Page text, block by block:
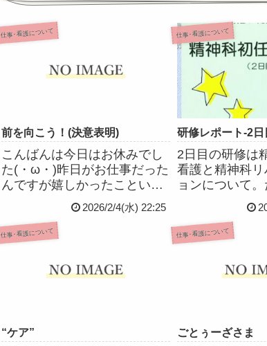
仕事･看護について
前を向こう！(決意表明)
こんばんは今日はお休みでし
た(・ω・)昨日がお仕事だった
んですが嬉しかったこといろ
いろあり。「ヤヨイさんいる
のといないのとで全然違うか
ら毎日でも来てほしい」って
言われたり、最近わたしが作
ぬいぐるみ的なものが好評で
2026/2/4(水) 22:25
仕事･看護について
研修レポート‐2日
2日目の研修は
看護と精神科
ョンについて
が、午前の急
が眠くて眠く
昨晩の影響)午
ビリテーション
ーションとい
仕事･看護について
“ケア”
仕事･看護について
ごとぅーざさま